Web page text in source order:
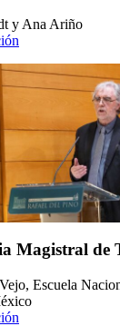
y Ana Ariño
Magistral de
Escuela